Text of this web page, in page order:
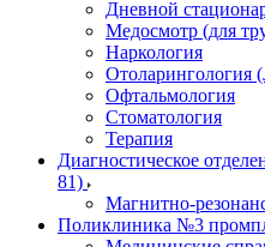
Дневной
Медосмотр (для
Наркология
Отоларингология
Офтальмология
Стоматология
Терапия
Диагностическое
81)
Магнитно-
Поликлиника №3